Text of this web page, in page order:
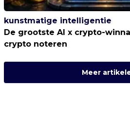
kunstmatige intelligentie
De grootste AI x crypto-
crypto noteren
Meer